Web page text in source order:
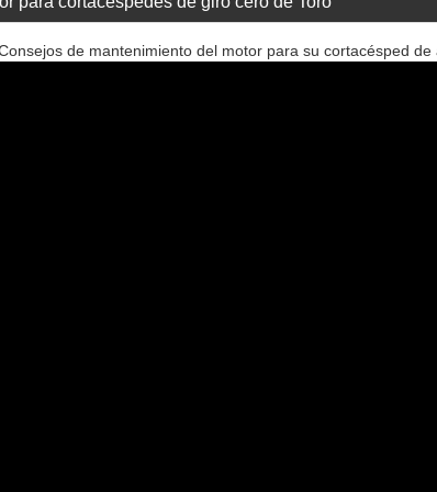
de mantenimiento del motor para su cortacésped